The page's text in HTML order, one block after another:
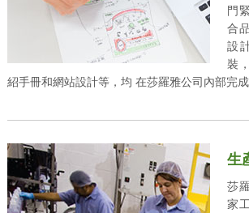
門
合
設
裝
紹手冊和網站設計等，均 在莎羅雅公司內部完成
生
莎
家